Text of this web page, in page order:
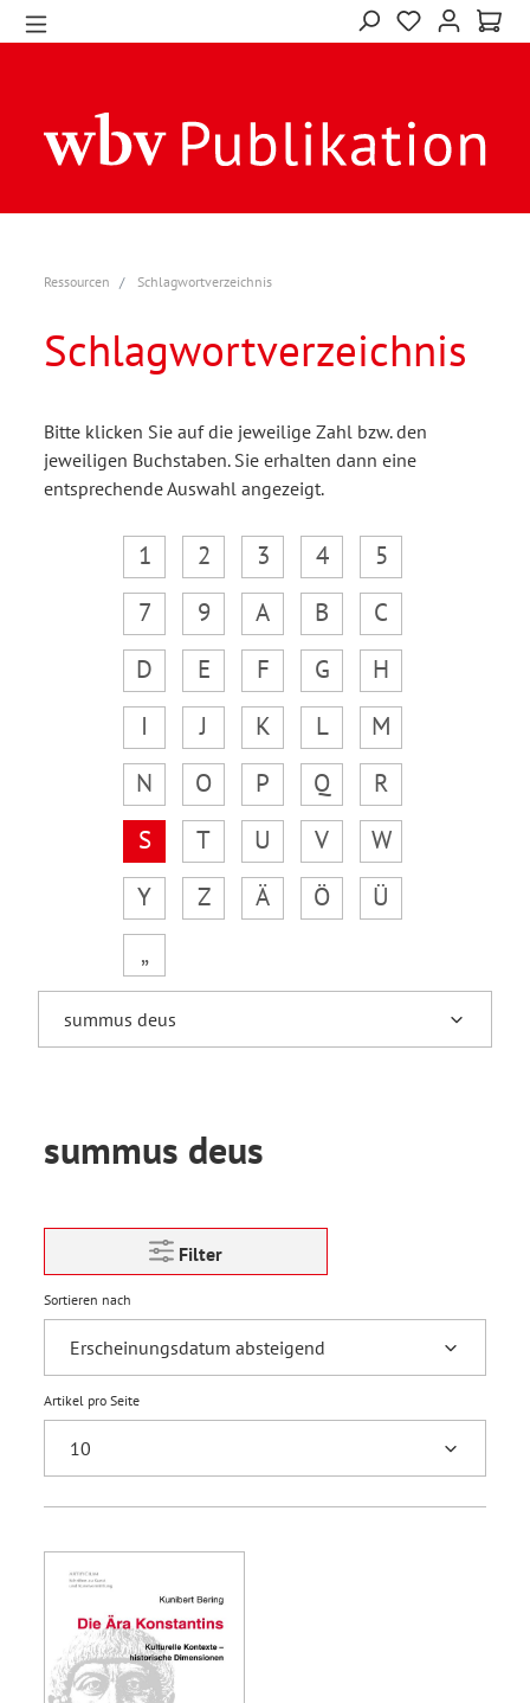
Ressourcen Schlagwortverzeichnis
Schlagwortverzeichnis
Bitte klicken Sie auf die jeweilige Zahl bzw. den
jeweiligen Buchstaben. Sie erhalten dann eine
entsprechende Auswahl angezeigt.
1 2 3 4
5
7
9 A B
C
D
E F G
H
I
J K L
M
N
O P Q
R
S
T U V
W
Y
Z Ä Ö
Ü
„
summus deus
Filter
Sortieren nach
Artikel pro Seite